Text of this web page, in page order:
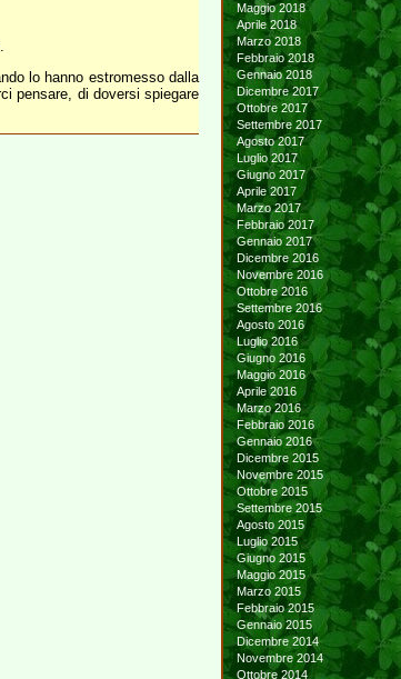
lo hanno estromesso dalla
pensare, di doversi spiegare
Maggio 2018
Aprile 2018
Marzo 2018
Febbraio 2018
Gennaio 2018
Dicembre 2017
Ottobre 2017
Settembre 2017
Agosto 2017
Luglio 2017
Giugno 2017
Aprile 2017
Marzo 2017
Febbraio 2017
Gennaio 2017
Dicembre 2016
Novembre 2016
Ottobre 2016
Settembre 2016
Agosto 2016
Luglio 2016
Giugno 2016
Maggio 2016
Aprile 2016
Marzo 2016
Febbraio 2016
Gennaio 2016
Dicembre 2015
Novembre 2015
Ottobre 2015
Settembre 2015
Agosto 2015
Luglio 2015
Giugno 2015
Maggio 2015
Marzo 2015
Febbraio 2015
Gennaio 2015
Dicembre 2014
Novembre 2014
Ottobre 2014